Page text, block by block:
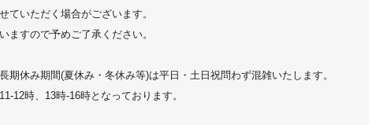
いただく場合がございます。
ますので予めご了承ください。
休み期間(夏休み・冬休み等)は平日・土日祝問わず混雑いたします。
12時、13時-16時となっております。